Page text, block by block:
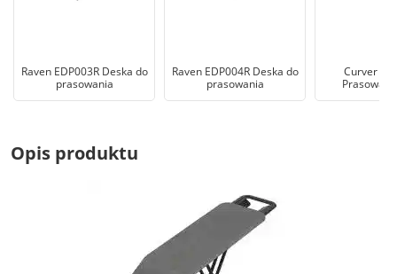
Raven EDP003R Deska do
prasowania
Raven EDP004R Deska do
prasowania
Curver
Opis produktu